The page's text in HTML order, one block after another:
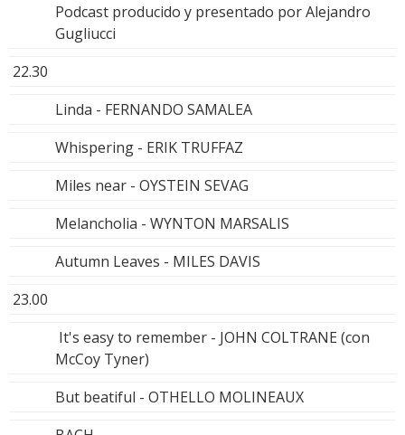
Podcast producido y presentado por Alejandro
Gugliucci
22.30
Linda - FERNANDO SAMALEA
Whispering - ERIK TRUFFAZ
Miles near - OYSTEIN SEVAG
Melancholia - WYNTON MARSALIS
Autumn Leaves - MILES DAVIS
23.00
It's easy to remember - JOHN COLTRANE (con
McCoy Tyner)
But beatiful - OTHELLO MOLINEAUX